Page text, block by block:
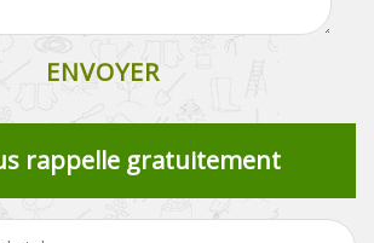
rappelle gratuitement